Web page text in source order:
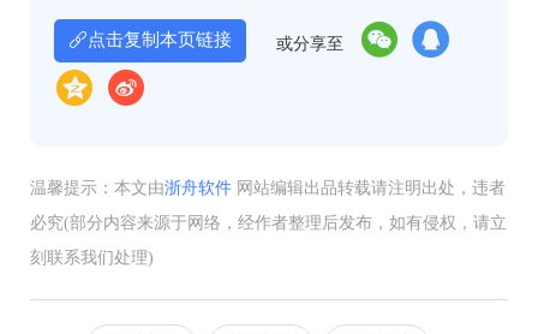
点击复制本页链接 或分享至
温馨提示：本文由浙舟软件 网站编辑出品转载请注明出处，违者
必究(部分内容来源于网络，经作者整理后发布，如有侵权，请立
刻联系我们处理)